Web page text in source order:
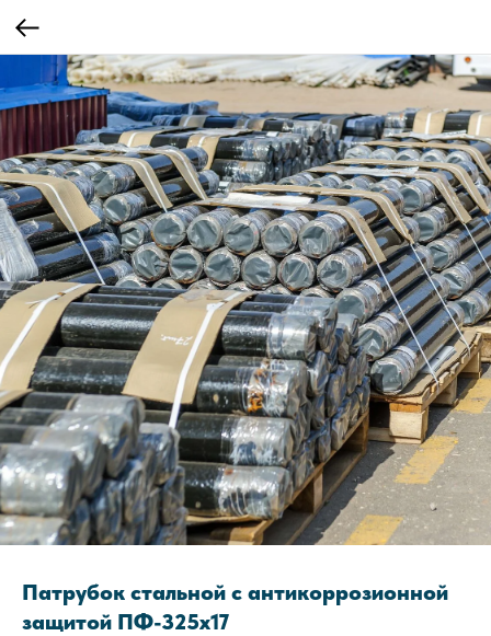
Патрубок стальной с антикоррозионной
защитой ПФ-325x17